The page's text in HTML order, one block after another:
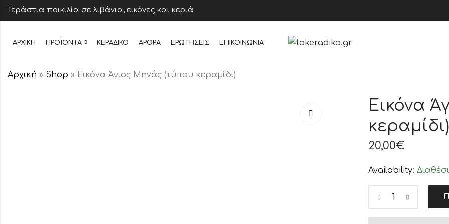
Τεράστια ποικιλία σε λιβάνια, εικόνες και κεριά
ΑΡΧΙΚΉ ΠΡΟΪΌΝΤΑ ΚΕΡΆΔΙΚΟ ΆΡΘΡΑ ΕΡΩΤΉΣΕΙΣ ΕΠΙΚΟΙΝΩΝΊΑ
Αρχική » Shop » Εικόνα Άγιος Μηνάς (τύπου κεραμίδι)
Εικόνα
κεραμίδι)
20,00€
Availability: